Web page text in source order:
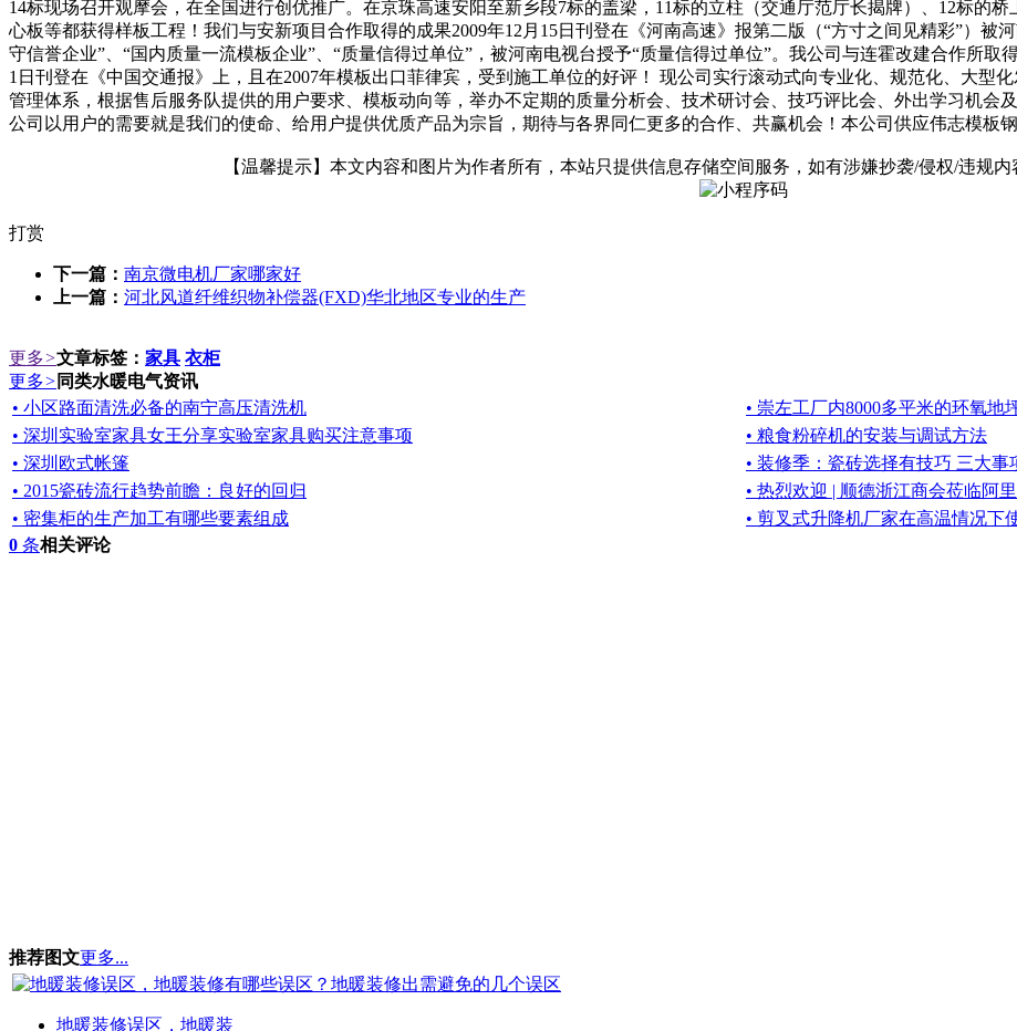
14标现场召开观摩会，在全国进行创优推广。在京珠高速安阳至新乡段7标的盖梁，11标的立柱（交通厅范厅长揭牌）、12标的桥
心板等都获得样板工程！我们与安新项目合作取得的成果2009年12月15日刊登在《河南高速》报第二版（“方寸之间见精彩”）被
守信誉企业”、“国内质量一流模板企业”、“质量信得过单位”，被河南电视台授予“质量信得过单位”。我公司与连霍改建合作所取
1日刊登在《中国交通报》上，且在2007年模板出口菲律宾，受到施工单位的好评！ 现公司实行滚动式向专业化、规范化、大型
管理体系，根据售后服务队提供的用户要求、模板动向等，举办不定期的质量分析会、技术研讨会、技巧评比会、外出学习机会
公司以用户的需要就是我们的使命、给用户提供优质产品为宗旨，期待与各界同仁更多的合作、共赢机会！本公司供应伟志模板
【温馨提示】本文内容和图片为作者所有，本站只提供信息存储空间服务，如有涉嫌抄袭/侵权/违规内
打赏
下一篇： 南京微电机厂家哪家好
上一篇： 河北风道纤维织物补偿器(FXD)华北地区专业的生产
更多>文章标签： 家具 衣柜
更多> 同类水暖电气资讯
• 小区路面清洗必备的南宁高压清洗机
• 崇左工厂内8000多平米的环氧地
• 深圳实验室家具女王分享实验室家具购买注意事项
• 粮食粉碎机的安装与调试方法
• 深圳欧式帐篷
• 装修季：瓷砖选择有技巧 三大事
• 2015瓷砖流行趋势前瞻：良好的回归
• 热烈欢迎 | 顺德浙江商会莅临阿
• 密集柜的生产加工有哪些要素组成
• 剪叉式升降机厂家在高温情况下
0 条相关评论
推荐图文更多...
地暖装修误区，地暖装